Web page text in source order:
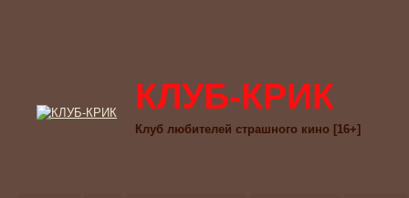
КЛУБ-КРИК
Клуб любителей страшного кино [16+]